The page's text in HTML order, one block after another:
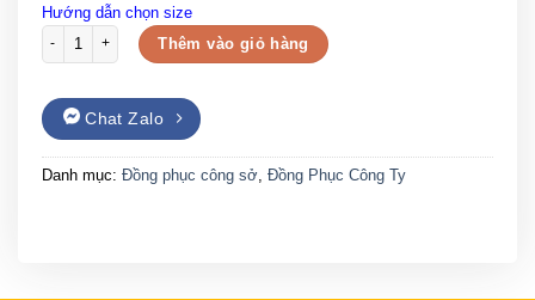
Hướng dẫn chọn size
Đồng Phục Công Ty Màu Xanh Phối Cổ Trắng số lượng
Thêm vào giỏ hàng
Chat Zalo
Danh mục: Đồng phục công sở, Đồng Phục Công Ty